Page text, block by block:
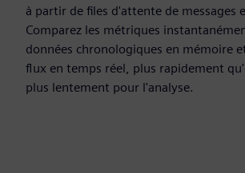
à partir de files d'attente de messages
Comparez les métriques
données chronologiques en mémoire
flux en temps réel, plus rapidement
plus lentement pour l'analyse.